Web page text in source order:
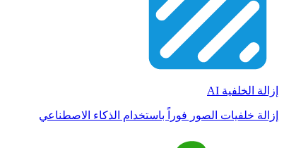
إزالة الخلفية AI
إزالة خلفيات الصور فوراً باستخدام الذكاء الاصطناعي